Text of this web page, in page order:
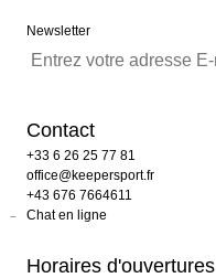
Newsletter
Contact
+33 6 26 25 77 81
office@keepersport.fr
+43 676 7664611
Chat en ligne
Horaires d'ouvertures